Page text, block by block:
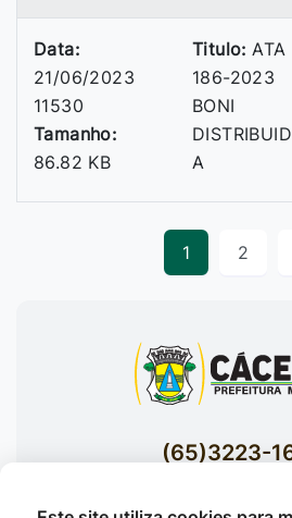
Data:
21/06/2023
11530
Tamanho:
86.82 KB
Titulo: ATA
186-2023
BONI
A
1 2
(65)3223-